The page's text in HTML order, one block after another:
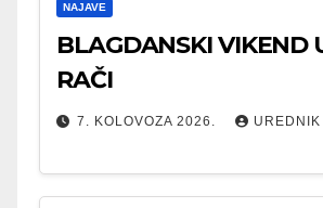
NAJAVE
BLAGDANSKI VIKEND
RAČI
7. KOLOVOZA 2026. UREDNIK